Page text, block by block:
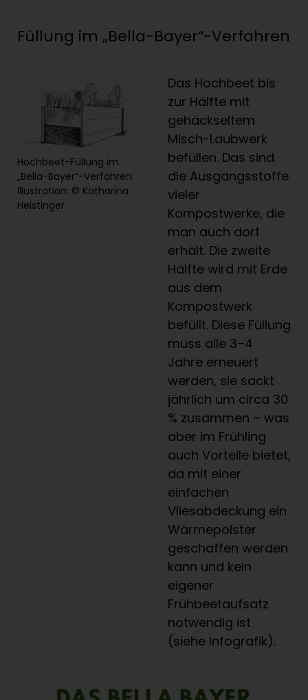
Füllung im „Bella-Bayer“-Verfahren
Das Hochbeet bis
zur Hälfte mit
gehäckseltem
Misch-Laubwerk
befüllen. Das sind
die Ausgangsstoffe
vieler
Kompostwerke, die
man auch dort
erhält. Die zweite
Hälfte wird mit Erde
aus dem
Kompostwerk
befüllt. Diese Füllung
muss alle 3–4
Jahre erneuert
werden, sie sackt
jährlich um circa 30
% zusammen – was
aber im Frühling
auch Vorteile bietet,
da mit einer
einfachen
Vliesabdeckung ein
Wärmepolster
geschaffen werden
kann und kein
eigener
Frühbeetaufsatz
notwendig ist
(siehe Infografik).
Hochbeet-Füllung im
„Bella-Bayer“-Verfahren.
Illustration: © Katharina
Heistinger